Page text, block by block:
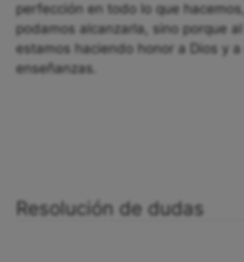
perfección en todo lo que
podamos alcanzarla, sino porque
estamos haciendo honor a Dios y a
enseñanzas.
Resolución de dudas